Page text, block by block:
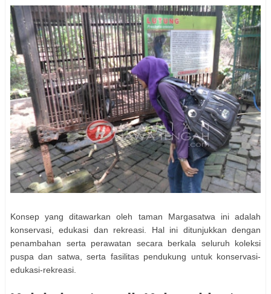
Konsep yang ditawarkan oleh taman Margasatwa ini adalah
konservasi, edukasi dan rekreasi. Hal ini ditunjukkan dengan
penambahan serta perawatan secara berkala seluruh koleksi
puspa dan satwa, serta fasilitas pendukung untuk konservasi-
edukasi-rekreasi.